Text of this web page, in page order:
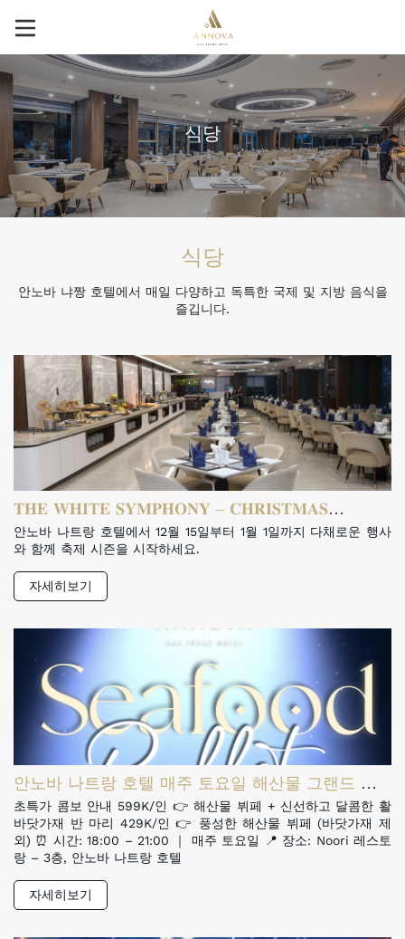
식당
식당
안노바 냐짱 호텔에서 매일 다양하고 독특한 국제 및 지방 음식을
즐깁니다.
𝐓𝐇𝐄 𝐖𝐇𝐈𝐓𝐄 𝐒𝐘𝐌𝐏𝐇𝐎𝐍𝐘 – 𝐂𝐇𝐑𝐈𝐒𝐓𝐌𝐀𝐒
𝐅𝐄𝐒𝐓𝐈𝐕𝐀𝐋 𝟐𝟎𝟐𝟓
안노바 나트랑 호텔에서 12월 15일부터 1월 1일까지 다채로운 행사
와 함께 축제 시즌을 시작하세요.
자세히보기
안노바 나트랑 호텔 매주 토요일 해산물 그랜드 뷔
페
초특가 콤보 안내 599K/인 👉 해산물 뷔페 + 신선하고 달콤한 활
바닷가재 반 마리 429K/인 👉 풍성한 해산물 뷔페 (바닷가재 제
외) ⏰ 시간: 18:00 – 21:00 ｜ 매주 토요일 📍 장소: Noori 레스토
랑 – 3층, 안노바 나트랑 호텔
자세히보기